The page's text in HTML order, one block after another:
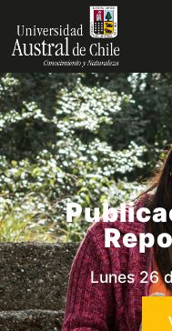
Lunes 26